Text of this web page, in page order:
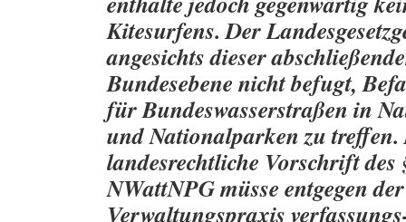
Kitesurfens. Der
angesichts dieser
Bundesebene nicht befugt,
für Bundeswasserstraßen in
und Nationalparken zu treffen.
landesrechtliche Vorschrift des
NWattNPG müsse entgegen
Verwaltungspraxis